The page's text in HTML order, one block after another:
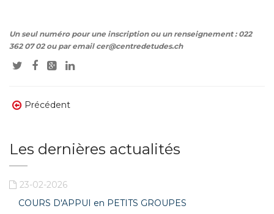
Un seul numéro pour une inscription ou un renseignement : 022
362 07 02 ou par email cer@centredetudes.ch
Précédent
Les dernières actualités
23-02-2026
COURS D'APPUI en PETITS GROUPES